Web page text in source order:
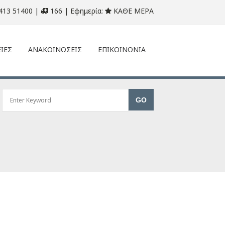
51400 | 166 | Εφημερία: ΚΑΘΕ ΜΕΡΑ
ΑΝΑΚΟΙΝΩΣΕΙΣ ΕΠΙΚΟΙΝΩΝΙΑ